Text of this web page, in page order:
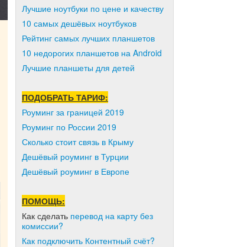
Лучшие ноутбуки по цене и качеству
10 самых дешёвых ноутбуков
Рейтинг самых лучших планшетов
10 недорогих планшетов на Android
Лучшие планшеты для детей
ПОДОБРАТЬ ТАРИФ:
Роуминг за границей 2019
Роуминг по России 2019
Сколько стоит связь в Крыму
Дешёвый роуминг в Турции
Дешёвый роуминг в Европе
ПОМОЩЬ:
Как сделать перевод на карту без
комиссии?
Как подключить Контентный счёт?